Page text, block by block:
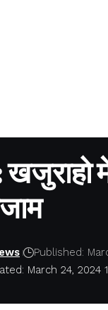
में
March 24, 2024
Published: